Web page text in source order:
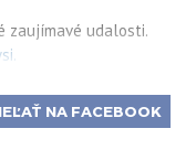
zaujímavé udalosti.
NA FACEBOOK